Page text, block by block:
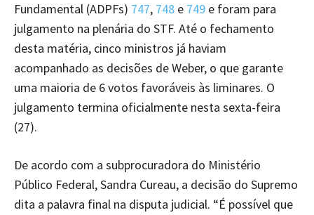
Fundamental (ADPFs) 747, 748 e 749 e foram para
julgamento na plenária do STF. Até o fechamento
desta matéria, cinco ministros já haviam
acompanhado as decisões de Weber, o que garante
uma maioria de 6 votos favoráveis às liminares. O
julgamento termina oficialmente nesta sexta-feira
(27).
De acordo com a subprocuradora do Ministério
Público Federal, Sandra Cureau, a decisão do Supremo
dita a palavra final na disputa judicial. “É possível que